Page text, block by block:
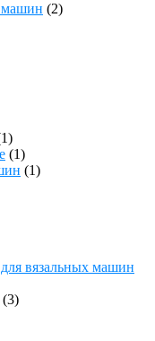
машин (2)
(1)
(1)
вязальных машин
(3)